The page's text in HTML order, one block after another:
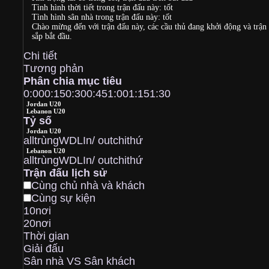
Tình hình thời tiết trong trận đấu này: tốt
Tình hình sân nhà trong trận đấu này: tốt
Chào mừng đến với trận đấu này, các cầu thủ đang khởi động và trận
sắp bắt đầu.
Chi tiết
Tương phản
Phân chia mục tiêu
0:000:150:300:451:001:151:30
Jordan U20
Lebanon U20
Tỷ số
Jordan U20
alltrùngWDLIn/ outchithứ
Lebanon U20
alltrùngWDLIn/ outchithứ
Trận đấu lịch sử
Cùng chủ nhà và khách
Cùng sự kiện
10nơi
20nơi
Thời gian
Giải đấu
Sân nhà VS Sân khách